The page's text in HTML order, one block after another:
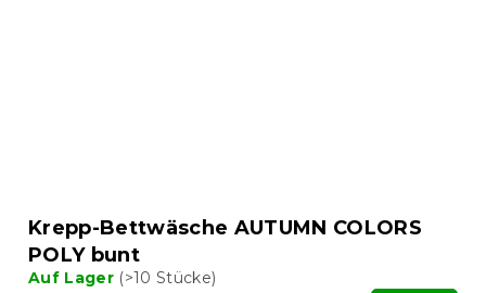
Krepp-Bettwäsche AUTUMN COLORS
POLY bunt
Auf Lager (>10 Stücke)